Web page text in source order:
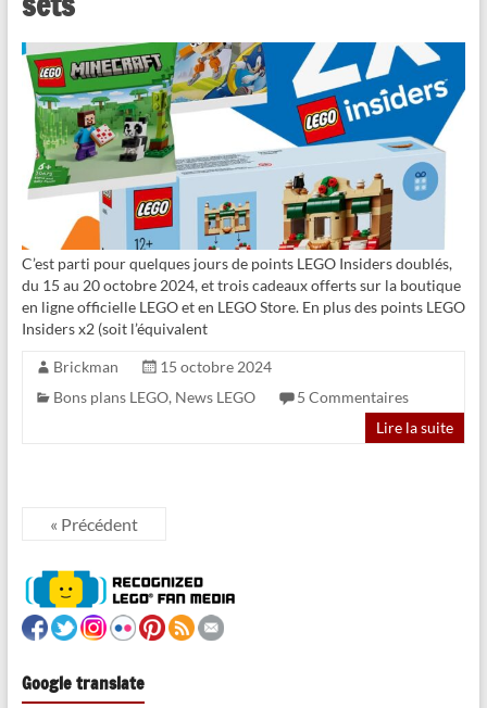
C’est parti pour quelques jours de points LEGO Insiders doublés,
du 15 au 20 octobre 2024, et trois cadeaux offerts sur la boutique
en ligne officielle LEGO et en LEGO Store. En plus des points LEGO
Insiders x2 (soit l’équivalent
Brickman
15 octobre 2024
Bons plans LEGO, News LEGO
5 Commentaires
Lire la suite
« Précédent
Google translate